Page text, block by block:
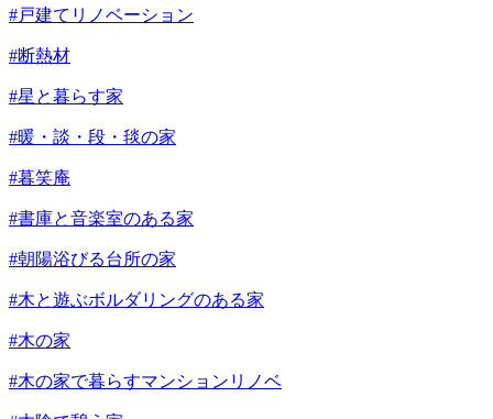
#戸建てリノベーション
#断熱材
#星と暮らす家
#暖・談・段・毯の家
#暮笑庵
#書庫と音楽室のある家
#朝陽浴びる台所の家
#木と遊ぶボルダリングのある家
#木の家
#木の家で暮らすマンションリノベ